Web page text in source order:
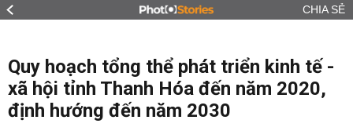
CHIA SẺ
Quy hoạch tổng thể phát triển kinh tế -
xã hội tỉnh Thanh Hóa đến năm 2020,
định hướng đến năm 2030